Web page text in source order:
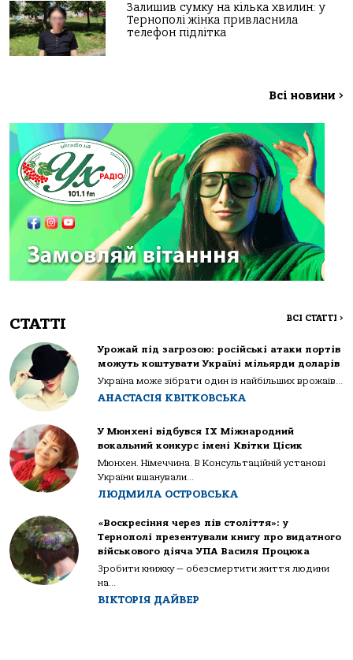
Залишив сумку на кілька хвилин: у
Тернополі жінка привласнила
телефон підлітка
Всі новини >
СТАТТІ ВСІ СТАТТІ >
Урожай під загрозою: російські атаки портів
можуть коштувати Україні мільярди доларів
Україна може зібрати один із найбільших врожаїв...
АНАСТАСІЯ КВІТКОВСЬКА
У Мюнхені відбувся IX Міжнародний
вокальний конкурс імені Квітки Цісик
Мюнхен. Німеччина. В Консультаційній установі
України вшанували...
ЛЮДМИЛА ОСТРОВСЬКА
«Воскресіння через пів століття»: у
Тернополі презентували книгу про видатного
військового діяча УПА Василя Процюка
Зробити книжку — обезсмертити життя людини
на...
ВІКТОРІЯ ДАЙВЕР